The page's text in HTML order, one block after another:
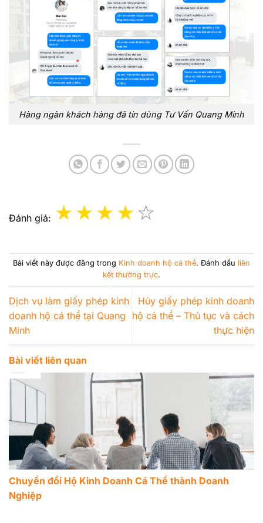
Hàng ngàn khách hàng đã tin dùng Tư Vấn Quang Minh
Đánh giá:
Bài viết này được đăng trong Kinh doanh hộ cá thể. Đánh dấu liên
kết thường trực.
Dịch vụ làm giấy phép kinh
doanh hộ cá thể tại Quang
Minh
Hủy giấy phép kinh doanh
hộ cá thể – Thủ tục và cách
thực hiện
Bài viết liên quan
Chuyển đổi Hộ Kinh Doanh Cá Thể thành Doanh
Nghiệp